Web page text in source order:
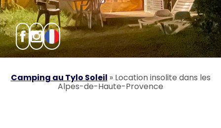
Camping au Tylo Soleil » Location insolite dans les
Alpes-de-Haute-Provence